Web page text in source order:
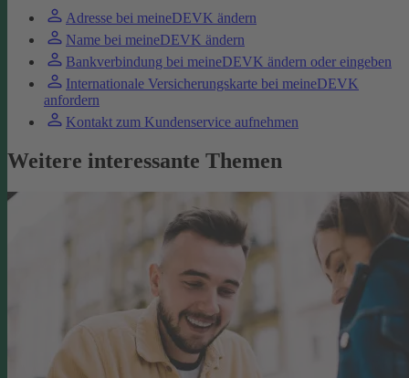
Adresse bei meineDEVK ändern
Name bei meineDEVK ändern
Bankverbindung bei meineDEVK ändern oder eingeben
Internationale Versicherungskarte bei meineDEVK
anfordern
Kontakt zum Kundenservice aufnehmen
Weitere interessante Themen